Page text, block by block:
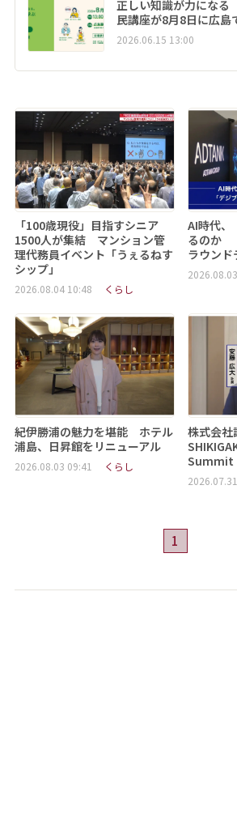
正しい知識が力にな
民講座が8月8日に広島
2026.06.15 13:00
「100歳現役」目指すシニア
1500人が集結 マンション管
理代務員イベント「うぇるねす
シップ」
2026.08.04 10:48 くらし
AI時代、
るのか
ラウンド
紀伊勝浦の魅力を堪能 ホテル
浦島、日昇館をリニューアル
2026.08.03 09:41 くらし
株式会
Summit
1